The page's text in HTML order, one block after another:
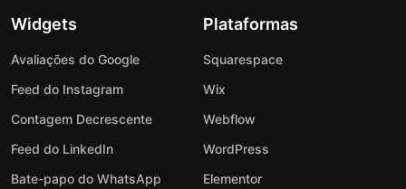
Widgets
Avaliações do Google
Feed do Instagram
Contagem Decrescente
Feed do LinkedIn
Bate-papo do WhatsApp
Plataformas
Squarespace
Wix
Webflow
WordPress
Elementor